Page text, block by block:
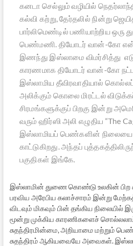
கனடா செல்லும் வழியில்
கல்வி கற்று, தேர்தலில் நின்று
பார்லிமெண்டில் பணியாற்றிய ஒரு
பெண்மணி. தியோடர் வான்-கோ
இணந்து இஸ்லாமை விமர்சித்து
காரணமாக தியோடர் வான்-கோ நட்ட
இஸ்லாமிய தீவிரவாதியால்
அலிக்கும் கொலை மிரட்டல்
சிரமங்களுக்குப் பிறகு இன்று
வரும் ஹிர்ஸி அலி எழுதிய “The
இஸ்லாமியப் பெண்களின் நிலையை
காட்டுகிறது. அந்தப்
பகுதிகள் இங்கே.
இஸ்லாமின் துணை கொண்டு உலகின் பிற
பரவிய அரேபிய கலாச்சாரம் இன்று
விடவும் மிகவும் பின் தங்கிய நிலையில்
மூன்று முக்கிய காரணிகளைச்
சுதந்திரமின்மை, அறியாமை மற்றும்
சுதந்திரம் ஆகியவையே அவைகள்.